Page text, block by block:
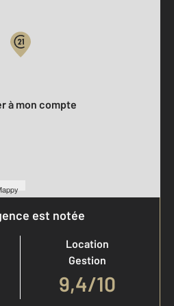
à mon compte
est notée
Location
Gestion
9,4/10